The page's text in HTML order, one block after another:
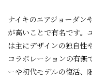
ナイキのエアジョーダン
が高いことで有名です。
は主にデザインの独自性
コラボレーションの有無
ーや初代モデルの復活、